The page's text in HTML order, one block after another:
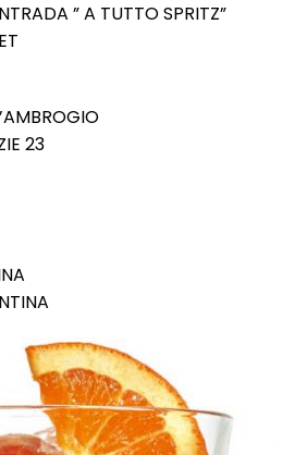
” A TUTTO SPRITZ”
23